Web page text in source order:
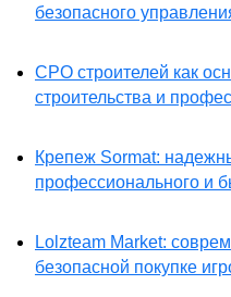
безопасного
СРО строителей как
строительства и
Крепеж Sormat:
профессионального и
Lolzteam Market:
безопасной покупке